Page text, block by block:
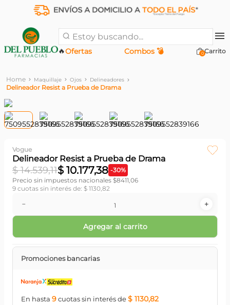
Estoy buscando...
Ofertas
🔥 Combos 💣 0
Maquillaje Ojos Delineadores
Delineador Resist a Prueba de Drama
Vogue
Delineador Resist a Prueba de Drama
$ 14.539,11$ 10.177,38 -30%
Precio sin impuestos nacionales $8411,06
9 cuotas sin interés de: $ 1130,82
＋
－
Agregar al carrito
Promociones bancarias
En hasta 9cuotassin interésde$ 1130,82